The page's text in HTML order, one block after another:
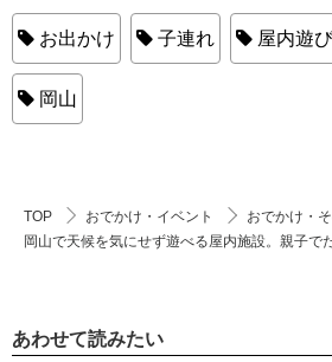
お出かけ 子連れ 屋内遊び
岡山
TOP おでかけ・イベント
おでかけ・
岡山で天候を気にせず遊べる屋内施設。親子で
あわせて読みたい